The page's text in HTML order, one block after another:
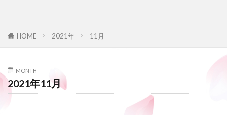
HOME 2021年 11月
MONTH
2021年11月